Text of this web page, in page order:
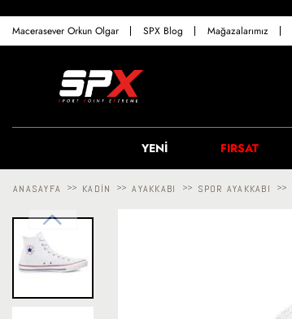
Macerasever Orkun Olgar SPX Blog Mağazalarımız
YENİ FIRSAT
ANASAYFA >> KADIN >> AYAKKABI >> SPOR AYAKKABI >>